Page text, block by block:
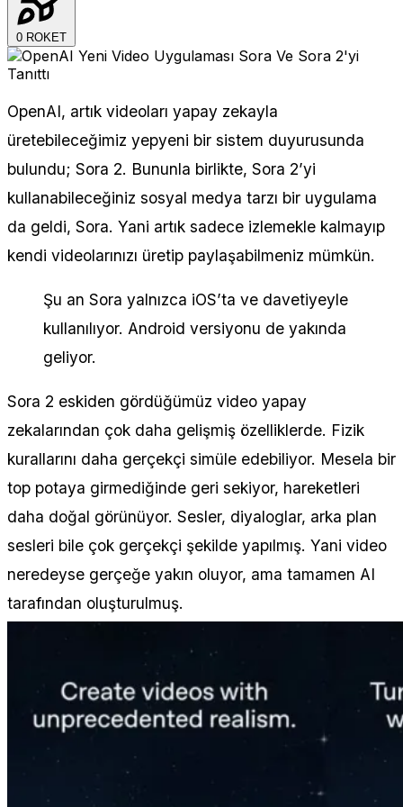
0 ROKET
OpenAI, artık videoları yapay zekayla
üretebileceğimiz yepyeni bir sistem duyurusunda
bulundu; Sora 2. Bununla birlikte, Sora 2’yi
kullanabileceğiniz sosyal medya tarzı bir uygulama
da geldi, Sora. Yani artık sadece izlemekle kalmayıp
kendi videolarınızı üretip paylaşabilmeniz mümkün.
Şu an Sora yalnızca iOS’ta ve davetiyeyle
kullanılıyor. Android versiyonu de yakında
geliyor.
Sora 2 eskiden gördüğümüz video yapay
zekalarından çok daha gelişmiş özelliklerde. Fizik
kurallarını daha gerçekçi simüle edebiliyor. Mesela bir
top potaya girmediğinde geri sekiyor, hareketleri
daha doğal görünüyor. Sesler, diyaloglar, arka plan
sesleri bile çok gerçekçi şekilde yapılmış. Yani video
neredeyse gerçeğe yakın oluyor, ama tamamen AI
tarafından oluşturulmuş.